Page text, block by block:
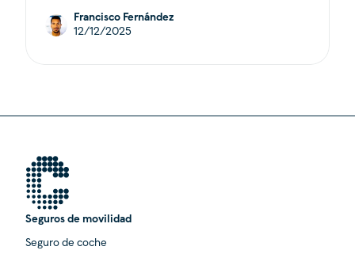
Francisco Fernández
12/12/2025
Seguros de movilidad
Seguro de coche